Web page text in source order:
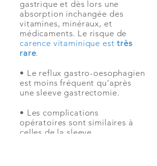
gastrique et dès lors une
absorption inchangée des
vitamines, minéraux, et
médicaments. Le risque de
carence vitaminique esttrès
rare.
• Le reflux gastro-oesophagien
est moins fréquent qu’après
une sleeve gastrectomie.
• Les complications
opératoires sont similaires à
celles de la sleeve